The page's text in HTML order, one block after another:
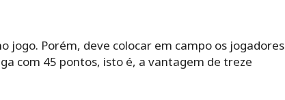
jogo. Porém, deve colocar em campo os jogadores
com 45 pontos, isto é, a vantagem de treze